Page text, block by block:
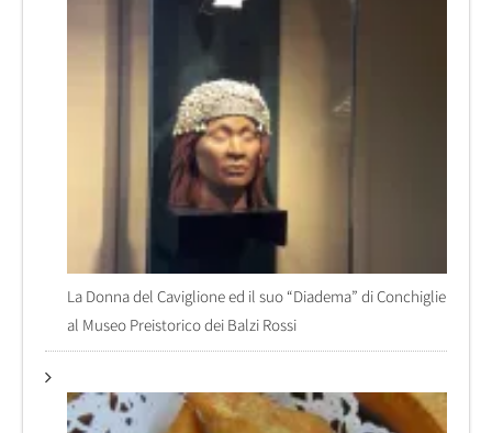
La Donna del Caviglione ed il suo “Diadema” di Conchiglie
al Museo Preistorico dei Balzi Rossi